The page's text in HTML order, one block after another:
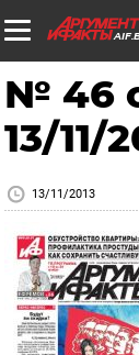
№ 46
13/11/
13/11/2013